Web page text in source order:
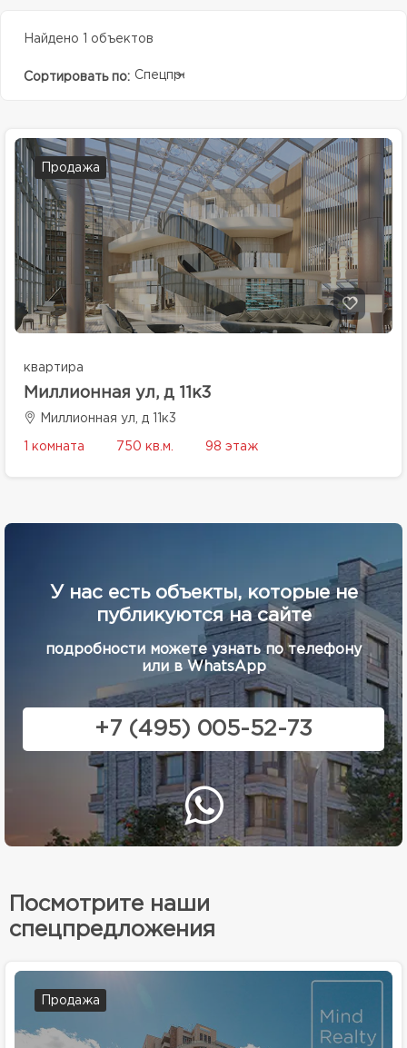
Найдено 1 объектов
Сортировать по: Спецпредолжение
Продажа
квартира
Миллионная ул, д 11к3
Миллионная ул, д 11к3
1 комната 750 кв.м. 98 этаж
У нас есть объекты, которые не
публикуются на сайте
подробности можете узнать по телефону
или в WhatsApp
+7 (495) 005-52-73
Посмотрите наши
спецпредложения
Продажа